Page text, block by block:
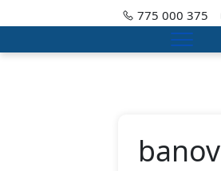
775 000 375
Menu
banov